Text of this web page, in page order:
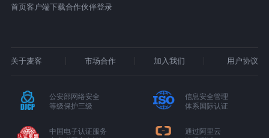
首页客户端下载合作伙伴登录
关于麦客 市场合作 加入我们 用户协议
公安部网络安全
等级保护三级
信息安全管理
体系国际认证
中国电子认证服务
通过阿里云